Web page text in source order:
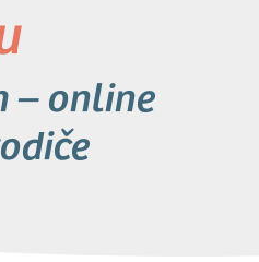
– online